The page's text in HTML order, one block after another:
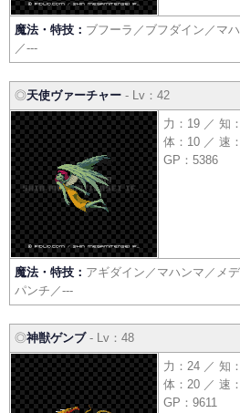
魔法・特技： ブフーラ／ブフダイン／マ
／---
◎天使ヴァーチャー - Lv：42
力：19 ／ 知
体：10 ／ 速
GP：5386
魔法・特技： アギダイン／マハンマ／メ
パンチ／---
◎神獣ゲンブ- Lv：48
力：24 ／ 知
体：20 ／ 速
GP：9611